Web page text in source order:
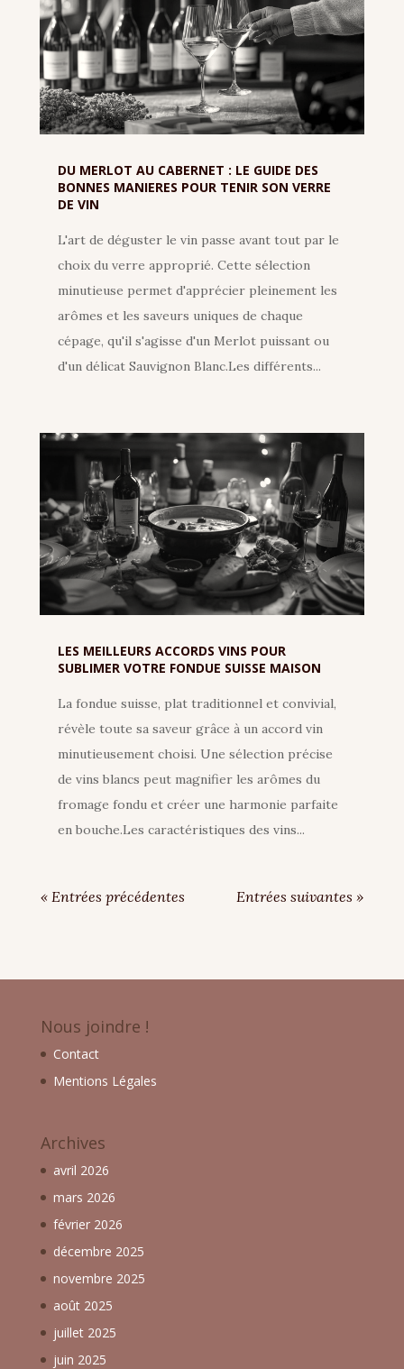
DU MERLOT AU CABERNET : LE GUIDE DES
BONNES MANIERES POUR TENIR SON VERRE
DE VIN
L'art de déguster le vin passe avant tout par le
choix du verre approprié. Cette sélection
minutieuse permet d'apprécier pleinement les
arômes et les saveurs uniques de chaque
cépage, qu'il s'agisse d'un Merlot puissant ou
d'un délicat Sauvignon Blanc.Les différents...
LES MEILLEURS ACCORDS VINS POUR
SUBLIMER VOTRE FONDUE SUISSE MAISON
La fondue suisse, plat traditionnel et convivial,
révèle toute sa saveur grâce à un accord vin
minutieusement choisi. Une sélection précise
de vins blancs peut magnifier les arômes du
fromage fondu et créer une harmonie parfaite
en bouche.Les caractéristiques des vins...
« Entrées précédentes Entrées suivantes »
Nous joindre !
Contact
Mentions Légales
Archives
avril 2026
mars 2026
février 2026
décembre 2025
novembre 2025
août 2025
juillet 2025
juin 2025